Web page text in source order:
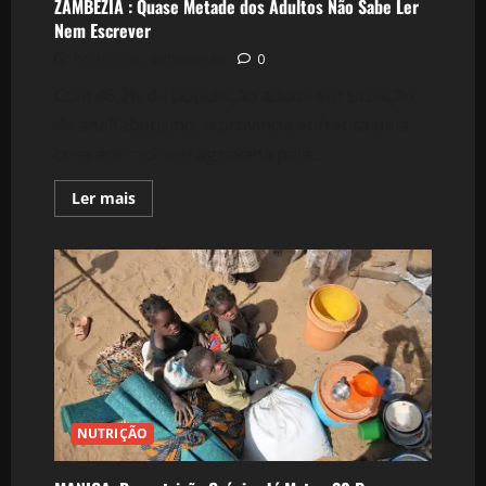
ZAMBÉZIA : Quase Metade dos Adultos Não Sabe Ler
Nem Escrever
0
Ler maisLeia
mais
Quase
Metade
dos
Adultos
Não
Sabe
Ler
Nem
Escrever
NUTRIÇÃO